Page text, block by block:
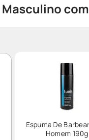
Espuma De
Homem 190g